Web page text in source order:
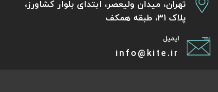
تهران، میدان ولیعصر، ابتدای بلوار کشاورز،
پلاک 31، طبقه همکف
ایمیل
info@kite.ir